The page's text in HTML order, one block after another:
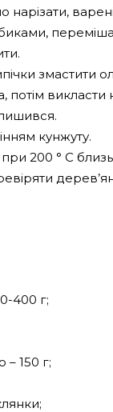
нарізати,
змастити
потім викласти
кунжуту.
при 200 ° С
400 г;
150 г;